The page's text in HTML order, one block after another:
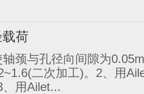
荷
颈与孔径向间隙为
二次加工)。2、用
用Ailet...